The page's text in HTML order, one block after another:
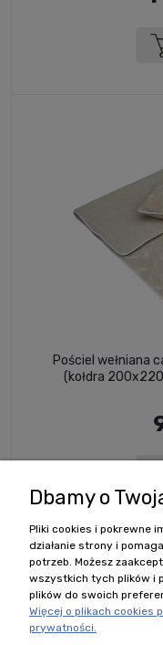
Pościel wełniana
(kołdra
Dbamy o
Pliki cookies i pokrewne
działanie strony i
potrzeb. Możesz
wszystkich tych plików i
plików do swoich
Więcej o plikach cookies
prywatności.